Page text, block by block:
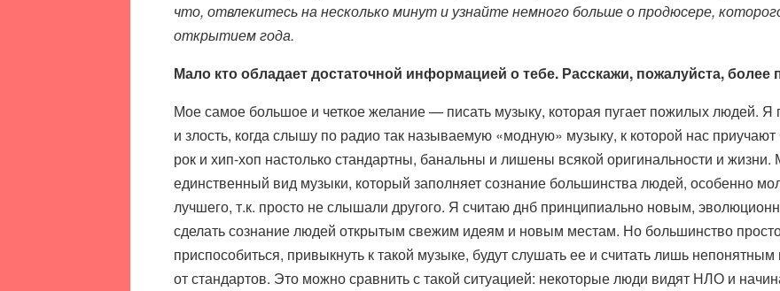
что, отвлекитесь на несколько минут и узнайте немного больше о продюсере,
открытием года.
Мало кто обладает достаточной информацией о тебе. Расскажи, пожалуйста,
Мое самое большое и четкое желание — писать музыку, которая пугает пожилых людей.
и злость, когда слышу по радио так называемую «модную» музыку, к которой нас
рок и хип-хоп настолько стандартны, банальны и лишены всякой оригинальности и жизни.
единственный вид музыки, который заполняет сознание большинства людей, особенно
лучшего, т.к. просто не слышали другого. Я считаю днб принципиально новым,
сделать сознание людей открытым свежим идеям и новым местам. Но большинство
приспособиться, привыкнуть к такой музыке, будут слушать ее и считать лишь
от стандартов. Это можно сравнить с такой ситуацией: некоторые люди видят НЛО и